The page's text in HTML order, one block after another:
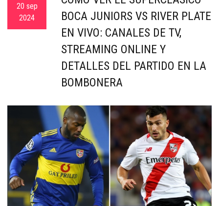
20 sep
2024
BOCA JUNIORS VS RIVER PLATE
EN VIVO: CANALES DE TV,
STREAMING ONLINE Y
DETALLES DEL PARTIDO EN LA
BOMBONERA